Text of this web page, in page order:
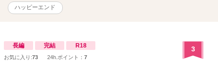
ハッピーエンド
長編 完結 R18
お気に入り:73 24h.ポイント： 7
3